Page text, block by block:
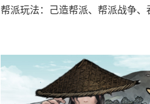
帮派玩法：己造帮派、帮派战争